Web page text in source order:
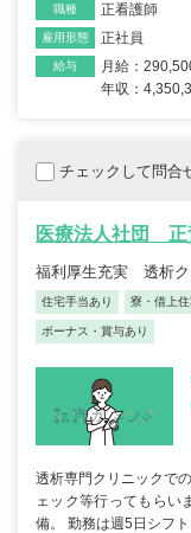
職種 正看護師
雇用形態 正社員
給与
月給：
年収：
チェックして問合
医療法人社団 正
福利厚生充実 透析ク
住宅手当あり 寮・借上住
ボーナス・賞与あり
透析専門クリニックで
ェック等行ってもらい
備。 勤務は週5日シフ